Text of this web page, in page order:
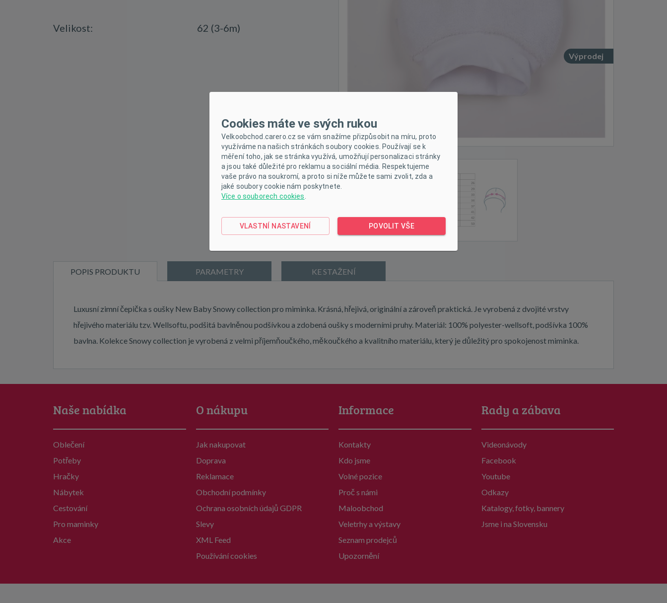
Velikost: 62 (3-6m)
Výprodej
POPIS PRODUKTU PARAMETRY KE STAŽENÍ
Luxusní zimní čepička s oušky New Baby Snowy collection pro miminka. Krásná, hřejivá, originální a zároveň praktická. Je vyrobená z dvojité vrstvy
hřejivého materiálu tzv. Wellsoftu, podšitá bavlněnou podšívkou a zdobená oušky s moderními pruhy. Materiál: 100% polyester-wellsoft, podšívka 100%
bavlna. Kolekce Snowy collection je vyrobená z velmi příjemňoučkého, měkoučkého a kvalitního materiálu, který je důležitý pro spokojenost miminka.
Naše nabídka
Oblečení
Potřeby
Hračky
Nábytek
Cestování
Pro maminky
Akce
O nákupu
Jak nakupovat
Doprava
Reklamace
Obchodní podmínky
Ochrana osobních údajů GDPR
Slevy
XML Feed
Používání cookies
Informace
Kontakty
Kdo jsme
Volné pozice
Proč s námi
Maloobchod
Veletrhy a výstavy
Seznam prodejců
Upozornění
Rady a zábava
Videonávody
Facebook
Youtube
Odkazy
Katalogy, fotky, bannery
Jsme i na Slovensku
Cookies máte ve svých rukou
Velkoobchod.carero.cz se vám snažíme přizpůsobit na míru, proto
využíváme na našich stránkách soubory cookies. Používají se k
měření toho, jak se stránka využívá, umožňují personalizaci stránky
a jsou také důležité pro reklamu a sociální média. Respektujeme
vaše právo na soukromí, a proto si níže můžete sami zvolit, zda a
jaké soubory cookie nám poskytnete.
Více o souborech cookies
VLASTNÍ NASTAVENÍ POVOLIT VŠE